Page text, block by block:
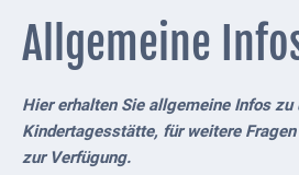
Nachrichtenarchiv
Verbandsgemeinde
Deidesheim
Polizei +
Allgemeine
Hier erhalten Sie allgemeine Infos zu
Kindertagesstätte, für weitere
zur Verfügung.